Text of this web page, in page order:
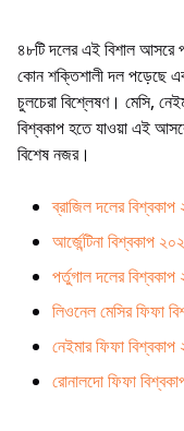
৪৮টি দলের এই বিশাল
কোন শক্তিশালী দল পড়েছে
চুলচেরা বিশ্লেষণ। মেসি,
বিশ্বকাপ হতে যাওয়া এই
বিশেষ নজর।
ব্রাজিল দলের
আর্জেন্টিনা বিশ্বকাপ
পর্তুগাল দলের
লিওনেল মেসির ফিফা
নেইমার ফিফা
রোনালদো ফিফা